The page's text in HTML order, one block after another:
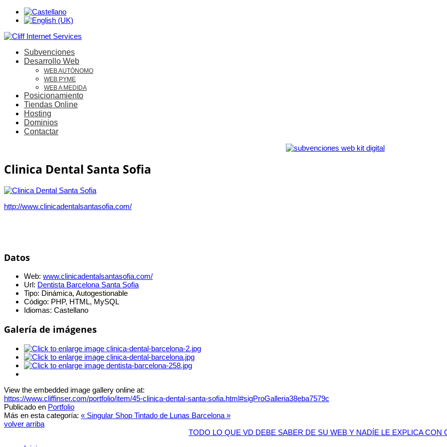
Subvenciones
Desarrollo Web
WEB AUTÓNOMO
WEB PYME
WEB A MEDIDA
Posicionamiento
Tiendas Online
Hosting
Dominios
Contactar
Clinica Dental Santa Sofia
http://www.clinicadentalsantasofia.com/
Datos
Web: www.clinicadentalsantasofia.com/
Url: Dentista Barcelona Santa Sofia
Tipo: Dinámica, Autogestionable
Código: PHP, HTML, MySQL
Idiomas: Castellano
Galería de imágenes
View the embedded image gallery online at:
https://www.cliffinser.com/portfolio/item/45-clinica-dental-santa-sofia.html#sigProGalleria38eba7579c
Publicado en Portfolio
Más en esta categoría: « Singular Shop Tintado de Lunas Barcelona »
volver arriba
TODO LO QUE VD DEBE SABER DE SU WEB Y NADÍE LE EXPLICA CON